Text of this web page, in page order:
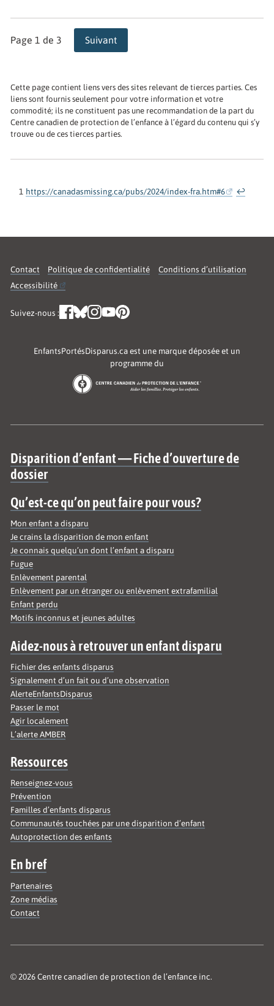
Page 1 de 3 Suivant
Cette page contient liens vers des sites relevant de tierces parties. Ces
liens sont fournis seulement pour votre information et votre
commodité; ils ne constituent pas une recommandation de la part du
Centre canadien de protection de l’enfance à l’égard du contenu qui s’y
trouve ou de ces tierces parties.
1 https://canadasmissing.ca/pubs/2024/index-fra.htm#6 ↩
Contact Politique de confidentialité
Conditions d’utilisation
Accessibilité
Suivez-nous :
EnfantsPortésDisparus.ca est une marque déposée et un
programme du
Site map
Disparition d’enfant — Fiche d’ouverture de
dossier
Qu’est-ce qu’on peut faire pour vous?
Mon enfant a disparu
Je crains la disparition de mon enfant
Je connais quelqu’un dont l’enfant a disparu
Fugue
Enlèvement parental
Enlèvement par un étranger ou enlèvement extrafamilial
Enfant perdu
Motifs inconnus et jeunes adultes
Aidez-nous à retrouver un enfant disparu
Fichier des enfants disparus
Signalement d’un fait ou d’une observation
AlerteEnfantsDisparus
Passer le mot
Agir localement
L’alerte AMBER
Ressources
Renseignez-vous
Prévention
Familles d’enfants disparus
Communautés touchées par une disparition d’enfant
Autoprotection des enfants
En bref
Partenaires
Zone médias
Contact
© 2026 Centre canadien de protection de l’enfance inc.